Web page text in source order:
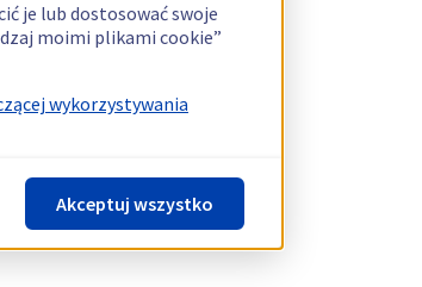
je lub dostosować swoje
moimi plikami cookie”
wykorzystywania
Akceptuj wszystko